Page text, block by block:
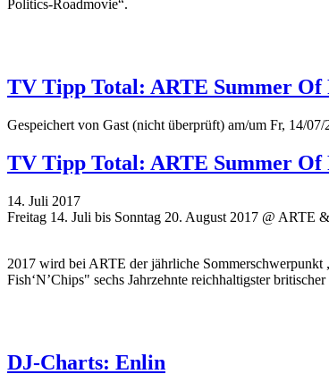
Politics-Roadmovie“.
TV Tipp Total: ARTE Summer Of
Gespeichert von Gast (nicht überprüft) am/um Fr, 14/
TV Tipp Total: ARTE Summer Of
14. Juli 2017
Freitag 14. Juli bis Sonntag 20. August 2017 @ ARTE
2017 wird bei ARTE der jährliche
Fish‘N’Chips" sechs Jahrzehnte reichhaltigster
DJ-Charts: Enlin